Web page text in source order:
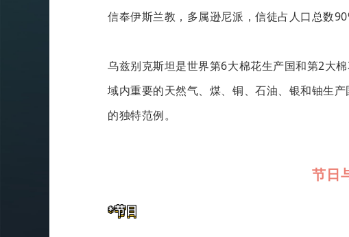
信奉伊斯兰教，多属逊尼派，信徒占人口总数
乌兹别克斯坦是世界第6大棉花生产国和第2大
域内重要的天然气、煤、铜、石油、银和铀生
的独特范例。
节日
*节日